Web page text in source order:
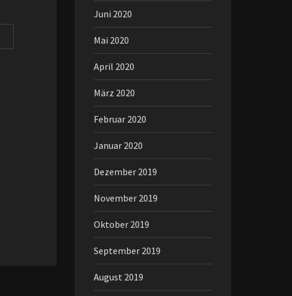
Juni 2020
Mai 2020
April 2020
März 2020
Februar 2020
Januar 2020
Dezember 2019
November 2019
Oktober 2019
September 2019
August 2019